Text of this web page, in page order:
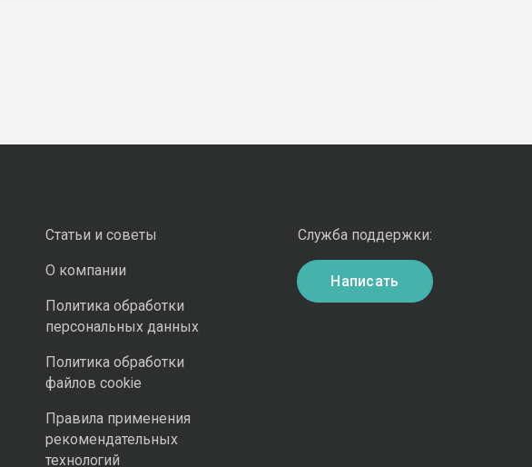
Статьи и советы
О компании
Политика обработки
персональных данных
Политика обработки
файлов cookie
Правила применения
рекомендательных
технологий
Служба поддержки:
Написать